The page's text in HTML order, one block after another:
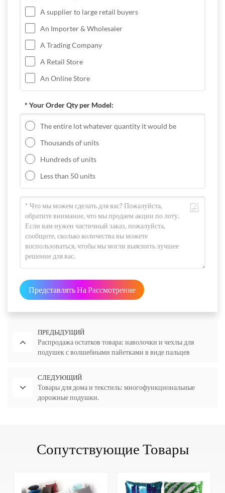
A supplier to large retail buyers
An Importer & Wholesaler
A Trading Company
A Retail Store
An Online Store
* Your Order Qty per Model:
The entire lot whatever quantity it would be
Thousands of units
Hundreds of units
Less than 50 units
Представлять На Рассмотрение
ПРЕДЫДУЩИЙ
Распродажа остатков товара: наволочки и чехлы для
подушек с волшебными пайетками в виде пальцев
СЛЕДУЮЩИЙ
Товары для дома и текстиль: многофункциональные
дорожные подушки.
Сопутствующие Товары